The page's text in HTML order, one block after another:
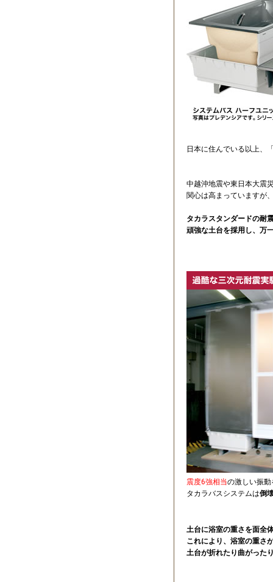
日本に住んでいる以上、
中越沖地震や東日本大震
関心は高まっていますが
タカラスタンダードの耐
頑強な土台を採用し、万
震度6強相当の激しい振
タカラバスシステムは倒
土台に浴室の重さを面全
これにより、浴室の重さ
土台が折れたり曲がった